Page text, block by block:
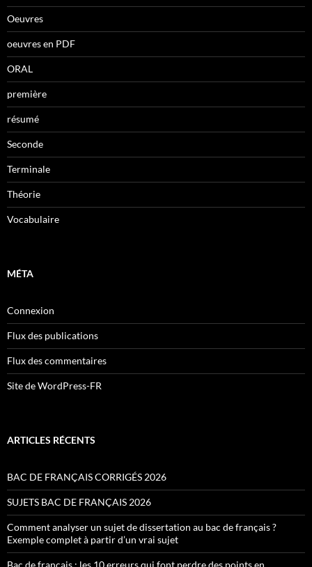
Oeuvres
oeuvres en PDF
ORAL
première
résumé
Seconde
Terminale
Théorie
Vocabulaire
MÉTA
Connexion
Flux des publications
Flux des commentaires
Site de WordPress-FR
ARTICLES RÉCENTS
BAC DE FRANÇAIS CORRIGÉS 2026
SUJETS BAC DE FRANÇAIS 2026
Comment analyser un sujet de dissertation au bac de français ?
Exemple complet à partir d’un vrai sujet
Bac de français : les 10 erreurs qui font perdre des points en